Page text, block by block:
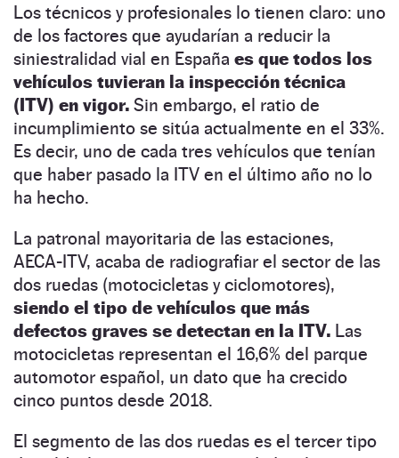
Los técnicos y profesionales lo tienen claro: uno
de los factores que ayudarían a reducir la
siniestralidad vial en España es que todos los
vehículos tuvieran la inspección técnica
(ITV) en vigor. Sin embargo, el ratio de
incumplimiento se sitúa actualmente en el 33%.
Es decir, uno de cada tres vehículos que tenían
que haber pasado la ITV en el último año no lo
ha hecho.
La patronal mayoritaria de las estaciones,
AECA-ITV, acaba de radiografiar el sector de las
dos ruedas (motocicletas y ciclomotores),
siendo el tipo de vehículos que más
defectos graves se detectan en la ITV. Las
motocicletas representan el 16,6% del parque
automotor español, un dato que ha crecido
cinco puntos desde 2018.
El segmento de las dos ruedas es el tercer tipo